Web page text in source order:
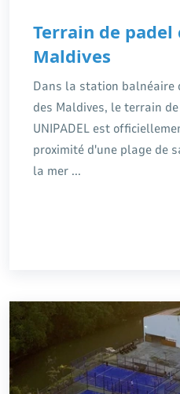
Terrain de padel
Maldives
Dans la station balnéaire
des Maldives, le terrain
UNIPADEL est
proximité d'une plage de
la mer ...